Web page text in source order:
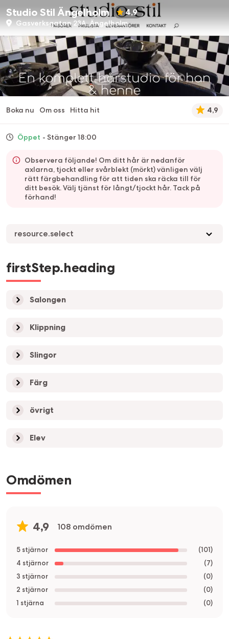
Studio Stil Ängelholm 4,9
Gasverksgatan 23A, Ängelholm
Boka nu Om oss Hitta hit 4,9
Öppet - Stänger 18:00
Observera följande! Om ditt hår är nedanför
axlarna, tjockt eller svårblekt (mörkt) vänligen välj
rätt färgbehandling för att tiden ska räcka till för
ditt besök. Välj tjänst för långt/tjockt hår. Tack på
förhand!
resource.select
firstStep.heading
Salongen
Klippning
Slingor
Färg
övrigt
Elev
Omdömen
4,9 108 omdömen
5 stjärnor (101)
4 stjärnor
(7)
3 stjärnor
(0)
2 stjärnor
(0)
1 stjärna
(0)